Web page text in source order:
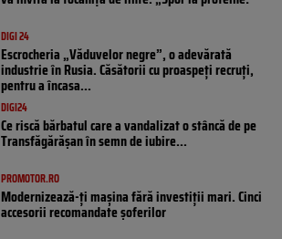
DIGI 24
Escrocheria „Văduvelor negre”, o adevărată
industrie în Rusia. Căsătorii cu proaspeți recruți,
pentru a încasa...
DIGI24
Ce riscă bărbatul care a vandalizat o stâncă de pe
Transfăgărășan în semn de iubire...
PROMOTOR.RO
Modernizează-ți mașina fără investiții mari. Cinci
accesorii recomandate șoferilor